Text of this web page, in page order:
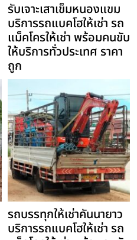
รับเจาะเสาเข็มหนองแขม
บริการรถแบคโฮให้เช่า รถ
แม็คโครให้เช่า พร้อมคนขับ
ให้บริการทั่วประเทศ ราคา
ถูก
รถบรรทุกให้เช่าคันนายาว
บริการรถแบคโฮให้เช่า รถ